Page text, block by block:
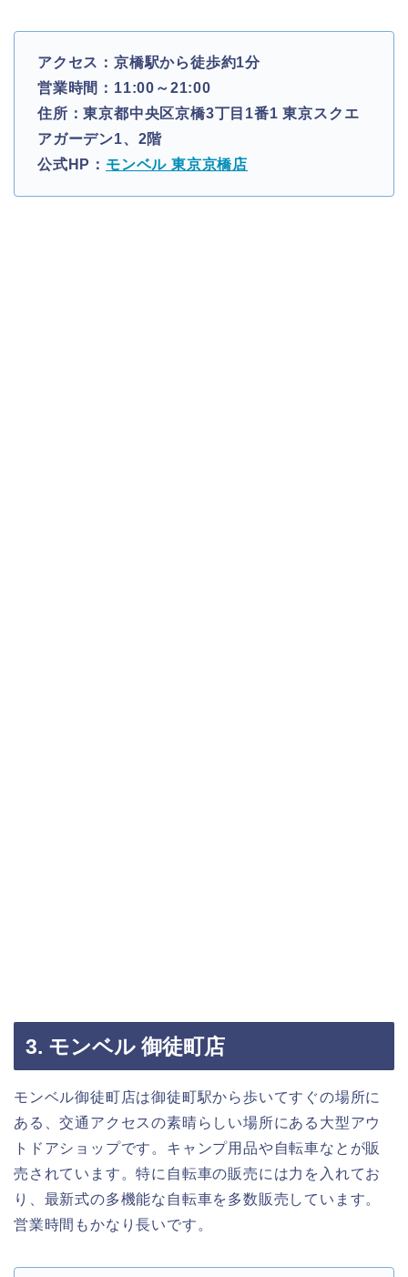
アクセス：京橋駅から徒歩約1分
営業時間：11:00～21:00
住所：東京都中央区京橋3丁目1番1 東京スクエ
アガーデン1、2階
公式HP： モンベル 東京京橋店
3. モンベル 御徒町店
モンベル御徒町店は御徒町駅から歩いてすぐの場所に
ある、交通アクセスの素晴らしい場所にある大型アウ
トドアショップです。キャンプ用品や自転車なとが販
売されています。特に自転車の販売には力を入れてお
り、最新式の多機能な自転車を多数販売しています。
営業時間もかなり長いです。